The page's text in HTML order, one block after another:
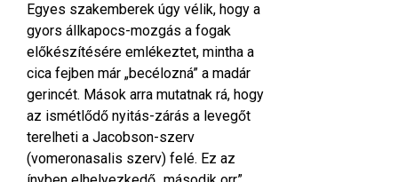
Egyes szakemberek úgy vélik, hogy a
gyors állkapocs-mozgás a fogak
előkészítésére emlékeztet, mintha a
cica fejben már „becélozná” a madár
gerincét. Mások arra mutatnak rá, hogy
az ismétlődő nyitás-zárás a levegőt
terelheti a Jacobson-szerv
(vomeronasalis szerv) felé. Ez az